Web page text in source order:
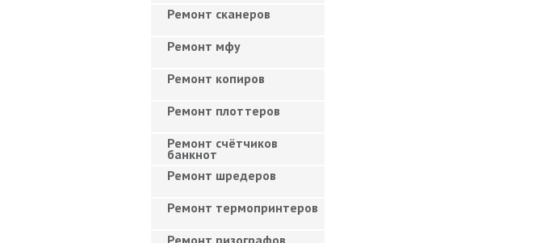
Ремонт сканеров
Ремонт мфу
Ремонт копиров
Ремонт плоттеров
Ремонт счётчиков
банкнот
Ремонт шредеров
Ремонт термопринтеров
Ремонт ризографов